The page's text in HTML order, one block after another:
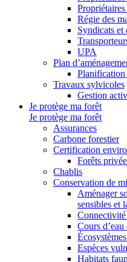
Régie des
Syndicats et
UPA
Plan
Planification
Travaux sylvicoles
Gestion
Je protège ma forêt
Je protège ma forêt
Assurances
Carbone forestier
Certification
Forêts
Chablis
Conservation de
Aménager
sensibles et
Cours
Espèces
Habitats